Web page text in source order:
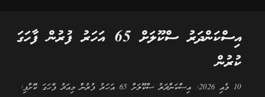
އިސްކަންދަރު ސްކޫލަށް 65 އަހަރު ފުރުން ފާހަގަ
ކުރުން
10 މެއި 2026: އިސްކަންދަރު ސްކޫލަށް 65 އަހަރު ފުރުން މިއަދު ފާހަގަ ކޮށްފި: